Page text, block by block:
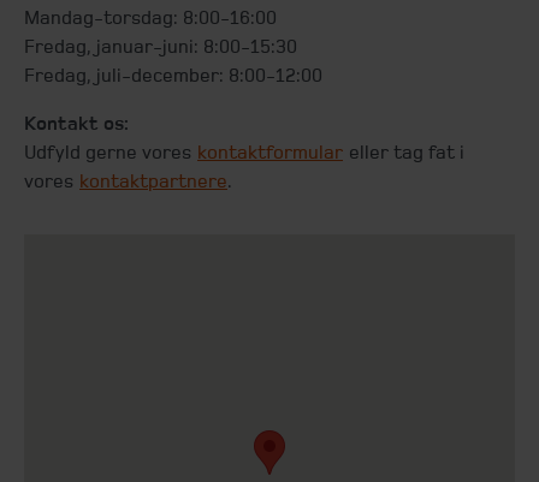
Mandag-torsdag: 8:00-16:00
Fredag, januar-juni: 8:00-15:30
Fredag, juli-december: 8:00-12:00
Kontakt os:
Udfyld gerne vores kontaktformular eller tag fat i
vores kontaktpartnere.